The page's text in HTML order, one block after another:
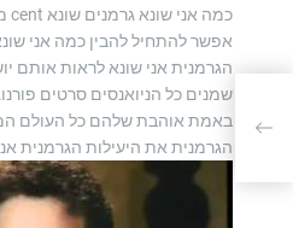
כמה אני שונא גרמנים שונא cent מוות גרמנים,
אפשר להתחיל להבין כמה אני
הגרמנית אני שונא לראות אותם
שמנים כל הניואנסים סרטים
הגרמנית את היעילות הגרמנית